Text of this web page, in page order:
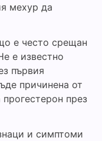
мехур да
е често срещан
е известно
първия
причинена от
през
и симптоми